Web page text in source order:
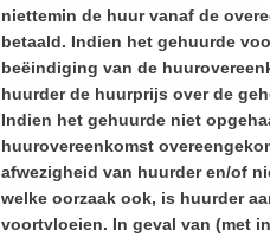
niettemin de huur vanaf de
betaald. Indien het gehuurde
beëindiging van de
huurder de huurprijs over de
Indien het gehuurde niet
huurovereenkomst
afwezigheid van huurder en/of
welke oorzaak ook, is huurder
voortvloeien. In geval van (met